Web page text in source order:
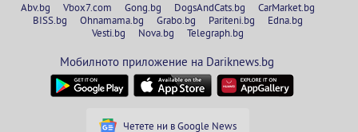
Abv.bg Vbox7.com Gong.bg DogsAndCats.bg
CarMarket.bg
BISS.bg
Ohnamama.bg Grabo.bg Pariteni.bg
Edna.bg
Vesti.bg
Nova.bg Telegraph.bg
Мобилното приложение на Dariknews.bg
Четете ни в Google News